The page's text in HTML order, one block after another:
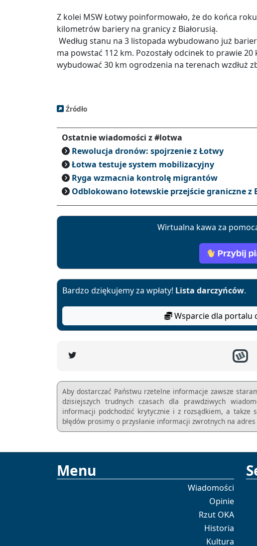
Z kolei MSW Łotwy poinformowało, że do końca
kilometrów bariery na granicy z Białorusią.
Według stanu na 3 listopada wybudowano już
ma powstać 112 km. Pozostały odcinek to prawie
wybudować 30 km ogrodzenia na terenach wzdłuż
Źródło
Ostatnie wiadomości z #lotwa
Rewolucja dronów: spojrzenie z Łotwy
Łotwa testuje system mobilizacyjny
Ryga wzmacnia kontrolę migrantów
Odblokowano łotewskie przejście graniczne z
Wirtualna kawa za
Bardzo dziękujemy za wpłaty! Lista darczyńców.
Wsparcie dla portalu
Aby dostarczać Państwu rzetelne informacje zawsze
dzisiejszych trudnych czasach dla prawdziwych
informacji podchodzić krytycznie i z rozsądkiem, a takze
błędów prosimy o przysłanie informacji zwrotnych na
Menu
Wiadomości
Opinie
Rzut OKA
Historia
Kultura